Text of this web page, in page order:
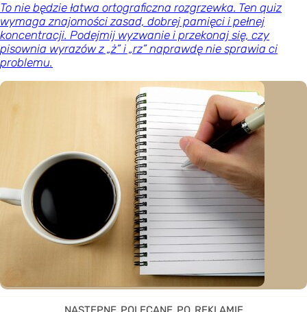
To nie będzie łatwa ortograficzna rozgrzewka. Ten quiz
wymaga znajomości zasad, dobrej pamięci i pełnej
koncentracji. Podejmij wyzwanie i przekonaj się, czy
pisownia wyrazów z „ż” i „rz” naprawdę nie sprawia ci
problemu.